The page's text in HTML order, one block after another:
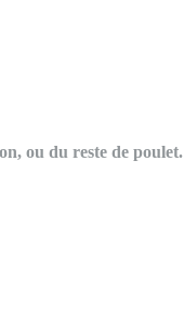
ou du reste de poulet.